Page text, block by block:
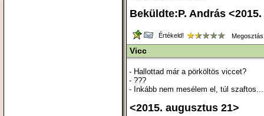
Beküldte:P. András
Értékeld!
Vicc
- Hallottad már a pörköltös viccet?
- ???
- Inkább nem mesélem el, túl szaftos...
<2015. augusztus 21>